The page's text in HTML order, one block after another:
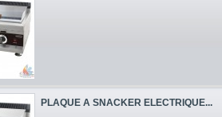
PLAQUE A SNACKER ELECTRIQUE...